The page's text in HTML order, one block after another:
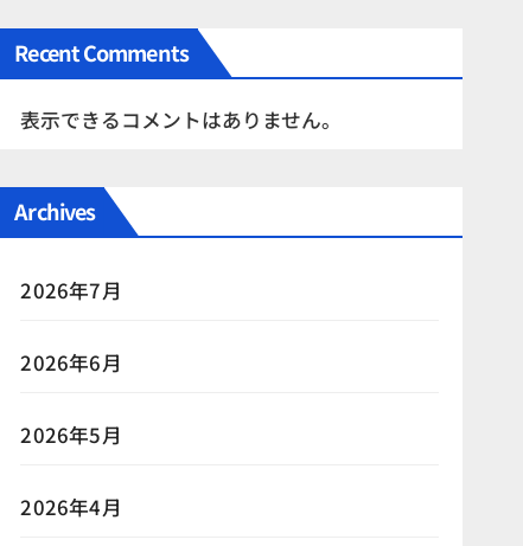
Recent Comments
表示できるコメントはありません。
Archives
2026年7月
2026年6月
2026年5月
2026年4月